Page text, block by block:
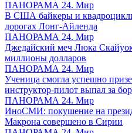
ПАНОРАМА 24. Мир
В США байкеры и
дорогах Лонг-Айленда
ПАНОРАМА 24. Мир
Джедайский меч Люка
миллионы долларов
ПАНОРАМА 24. Мир
Ученица смогла успешно
инструктор-пилот выпал за
ПАНОРАМА 24. Мир
ИноСМИ: покушение на
Макрона совершено в Сирии